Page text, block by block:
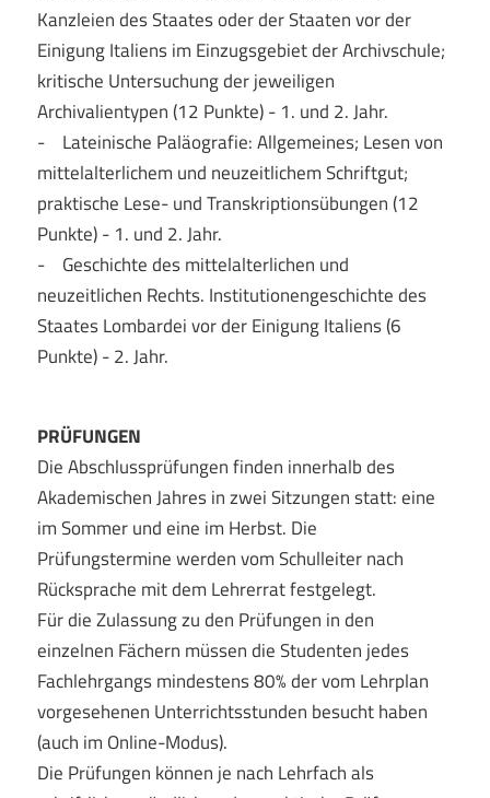
Kanzleien des Staates oder der Staaten vor der
Einigung Italiens im Einzugsgebiet der Archivschule;
kritische Untersuchung der jeweiligen
Archivalientypen (12 Punkte) - 1. und 2. Jahr.
- Lateinische Paläografie: Allgemeines; Lesen von
mittelalterlichem und neuzeitlichem Schriftgut;
praktische Lese- und Transkriptionsübungen (12
Punkte) - 1. und 2. Jahr.
- Geschichte des mittelalterlichen und
neuzeitlichen Rechts. Institutionengeschichte des
Staates Lombardei vor der Einigung Italiens (6
Punkte) - 2. Jahr.
PRÜFUNGEN
Die Abschlussprüfungen finden innerhalb des
Akademischen Jahres in zwei Sitzungen statt: eine
im Sommer und eine im Herbst. Die
Prüfungstermine werden vom Schulleiter nach
Rücksprache mit dem Lehrerrat festgelegt.
Für die Zulassung zu den Prüfungen in den
einzelnen Fächern müssen die Studenten jedes
Fachlehrgangs mindestens 80% der vom Lehrplan
vorgesehenen Unterrichtsstunden besucht haben
(auch im Online-Modus).
Die Prüfungen können je nach Lehrfach als